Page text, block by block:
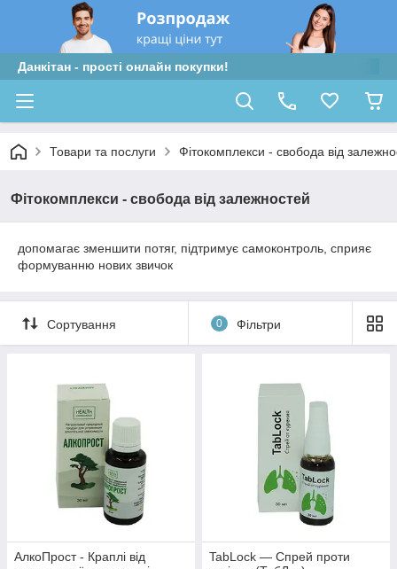
Данкітан - прості онлайн покупки!
Товари та послуги Фітокомплекси - свобода від
Фітокомплекси - свобода від залежностей
допомагає зменшити потяг, підтримує самоконтроль, сприяє
формуванню нових звичок
Сортування 0 Фільтри
АлкоПрост - Краплі від
TabLock — Спрей проти